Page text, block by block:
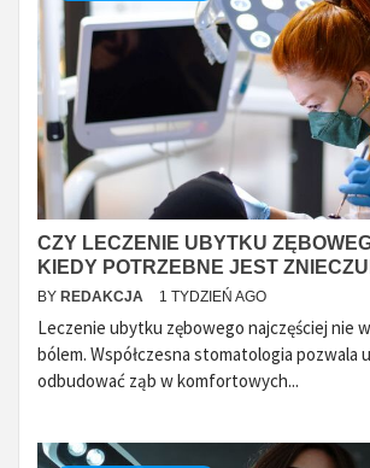
CZY LECZENIE UBYTKU
KIEDY POTRZEBNE JEST
BY REDAKCJA 1 TYDZIEŃ AGO
Leczenie ubytku zębowego najczęściej nie
bólem. Współczesna stomatologia pozwala
odbudować ząb w komfortowych...